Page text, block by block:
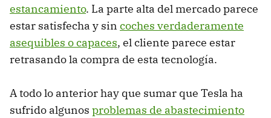
estancamiento. La parte alta del mercado parece
estar satisfecha y sin coches verdaderamente
asequibles o capaces, el cliente parece estar
retrasando la compra de esta tecnología.
A todo lo anterior hay que sumar que Tesla ha
sufrido algunos problemas de abastecimiento